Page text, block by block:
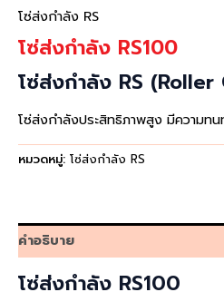
โซ่ส่งกำลัง RS
โซ่ส่งกำลัง RS100
โซ่ส่งกำลัง RS (Roller
โซ่ส่งกำลังประสิทธิภาพสูง มีความท
หมวดหมู่: โซ่ส่งกำลัง RS
คำอธิบาย
โซ่ส่งกำลัง RS100